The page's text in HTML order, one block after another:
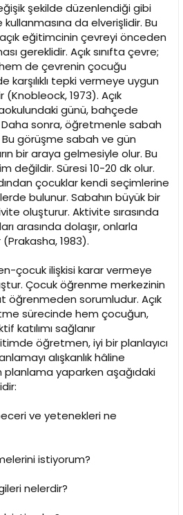
şekilde düzenlendiği gibi
da elverişlidir. Bu
eğitimcinin çevreyi önceden
gereklidir. Açık sınıfta çevre;
de çevrenin çocuğu
tepki vermeye uygun
1973). Açık
günü, bahçede
sonra, öğretmenle sabah
görüşme sabah ve gün
bir araya gelmesiyle olur. Bu
değildir. Süresi 10-20 dk olur.
çocuklar kendi seçimlerine
bulunur. Sabahın büyük bir
oluşturur. Aktivite sırasında
arasında dolaşır, onlarla
1983).
çocuk ilişkisi karar vermeye
Çocuk öğrenme merkezinin
öğrenmeden sorumludur. Açık
sürecinde hem çocuğun,
katılımı sağlanır
öğretmen, iyi bir planlayıcı
alışkanlık hâline
yaparken aşağıdaki
ve yetenekleri ne
istiyorum?
nelerdir?